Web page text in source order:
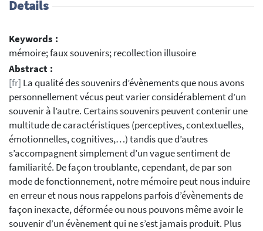
Details
Keywords :
mémoire; faux souvenirs; recollection illusoire
Abstract :
[fr] La qualité des souvenirs d’évènements que nous avons
personnellement vécus peut varier considérablement d’un
souvenir à l’autre. Certains souvenirs peuvent contenir une
multitude de caractéristiques (perceptives, contextuelles,
émotionnelles, cognitives,…) tandis que d’autres
s’accompagnent simplement d’un vague sentiment de
familiarité. De façon troublante, cependant, de par son
mode de fonctionnement, notre mémoire peut nous induire
en erreur et nous nous rappelons parfois d’évènements de
façon inexacte, déformée ou nous pouvons même avoir le
souvenir d’un évènement qui ne s’est jamais produit. Plus